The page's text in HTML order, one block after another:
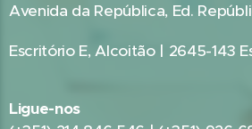
Avenida da República, Ed.
Escritório E, Alcoitão | 2645-143
Ligue-nos